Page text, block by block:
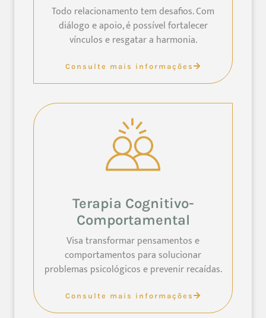
Todo relacionamento tem desafios. Com
diálogo e apoio, é possível fortalecer
vínculos e resgatar a harmonia.
Consulte mais informações
Terapia Cognitivo-
Comportamental
Visa transformar pensamentos e
comportamentos para solucionar
problemas psicológicos e prevenir recaídas.
Consulte mais informações